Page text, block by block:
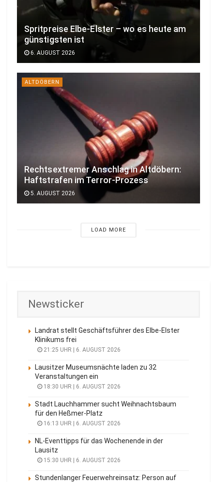
Spritpreise Elbe-Elster – wo es heute am
günstigsten ist
6. AUGUST 2026
ALTDÖBERN
Rechtsextremer Anschlag in Altdöbern:
Haftstrafen im Terror-Prozess
5. AUGUST 2026
LOAD MORE
Newsticker
Landrat stellt Geschäftsführer des Elbe-Elster
Klinikums frei
21:25 UHR | 6. AUGUST 2026
Lausitzer Museumsnächte laden zu 32
Veranstaltungen ein
18:30 UHR | 6. AUGUST 2026
Stadt Lauchhammer sucht Weihnachtsbaum
für den Heßmer-Platz
16:13 UHR | 6. AUGUST 2026
NL-Eventtipps für das Wochenende in der
Lausitz
15:30 UHR | 6. AUGUST 2026
Stundenlanger Feuerwehreinsatz: Person auf